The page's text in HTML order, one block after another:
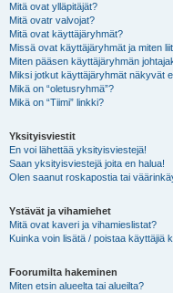
Mitä ovat ylläpitäjät?
Mitä ovatr valvojat?
Mitä ovat käyttäjäryhmät?
Missä ovat käyttäjäryhmät ja miten
Miten pääsen käyttäjäryhmän
Miksi jotkut käyttäjäryhmät näkyvät
Mikä on “oletusryhmä”?
Mikä on “Tiimi” linkki?
Yksityisviestit
En voi lähettää yksityisviestejä!
Saan yksityisviestejä joita en halua!
Olen saanut roskapostia tai
Ystävät ja vihamiehet
Mitä ovat kaveri ja vihamieslistat?
Kuinka voin lisätä / poistaa käyttäjiä
Foorumilta hakeminen
Miten etsin alueelta tai alueilta?